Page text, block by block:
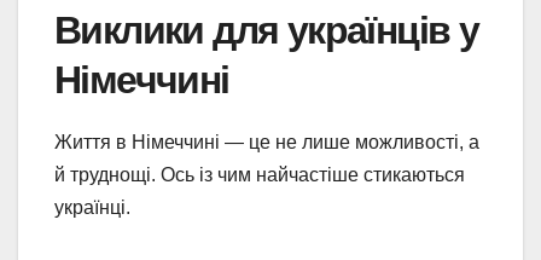
Виклики для українців у
Німеччині
Життя в Німеччині — це не лише можливості, а
й труднощі. Ось із чим найчастіше стикаються
українці.